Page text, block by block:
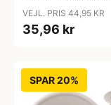
VEJL. PRIS 44,95 KR
35,96 kr
SPAR 20%